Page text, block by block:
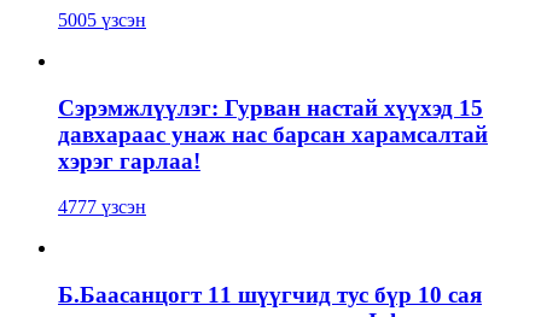
5005 үзсэн
Сэрэмжлүүлэг: Гурван настай хүүхэд 15
давхараас унаж нас барсан харамсалтай
хэрэг гарлаа!
4777 үзсэн
Б.Баасанцогт 11 шүүгчид тус бүр 10 сая